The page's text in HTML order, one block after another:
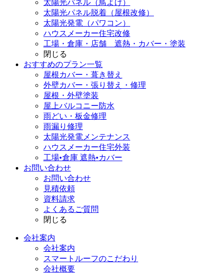
太陽光パネル（鳥よけ）
太陽光パネル脱着（屋根改修）
太陽光発電（パワコン）
ハウスメーカー住宅改修
工場・倉庫・店舗 遮熱・カバー・塗装
閉じる
おすすめのプラン一覧
屋根カバー・葺き替え
外壁カバー・張り替え・修理
屋根・外壁塗装
屋上バルコニー防水
雨どい・板金修理
雨漏り修理
太陽光発電メンテナンス
ハウスメーカー住宅外装
工場•倉庫 遮熱•カバー
お問い合わせ
お問い合わせ
見積依頼
資料請求
よくあるご質問
閉じる
会社案内
会社案内
スマートルーフのこだわり
会社概要